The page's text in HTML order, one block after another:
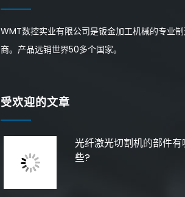
WMT数控实业有限公司是钣金加工机械的专业
商。产品远销世界50多个国家。
受欢迎的文章
光纤激光切割机的部件有
些?